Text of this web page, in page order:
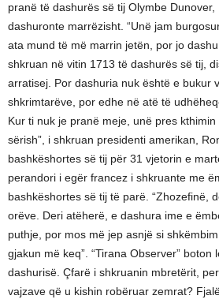
pranë të dashurës së tij Olymbe
dashuronte marrëzisht. “Unë jam
ata mund të më marrin jetën, por jo
shkruan në vitin 1713 të dashurës së tij,
arratisej. Por dashuria nuk është e bukur
shkrimtarëve, por edhe në atë të
Kur ti nuk je pranë meje, unë pres
sërish”, i shkruan presidenti amerikan,
bashkëshortes së tij për 31 vjetorin e
perandori i egër francez i shkruante me
bashkëshortes së tij të parë. “Zhozefinë,
orëve. Deri atëherë, e dashura ime e
puthje, por mos më jep asnjë si
gjakun më keq”. “Tirana Observer”
dashurisë. Çfarë i shkruanin mbretërit,
vajzave që u kishin robëruar zemrat?